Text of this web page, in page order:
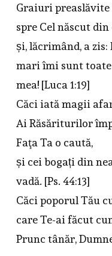
Graiuri
spre Cel născut
și, lăcrimând, a
mari îmi sunt
mea! [Luca 1:19]
Căci iată magii
Ai Răsăriturilor
Faţa Ta o caută,
și cei bogați din
vadă. [Ps. 44:13]
Căci poporul Tău
care Te-ai făcut
Prunc tânăr,